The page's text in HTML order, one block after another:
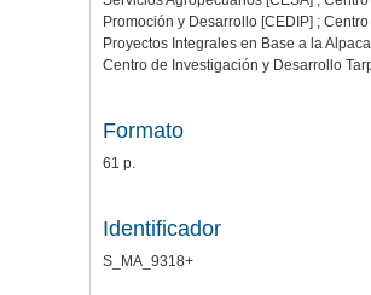
Promoción y Desarrollo [CEDIP] ; Centro
Proyectos Integrales en Base a la
Centro de Investigación y Desarrollo
Formato
61 p.
Identificador
S_MA_9318+